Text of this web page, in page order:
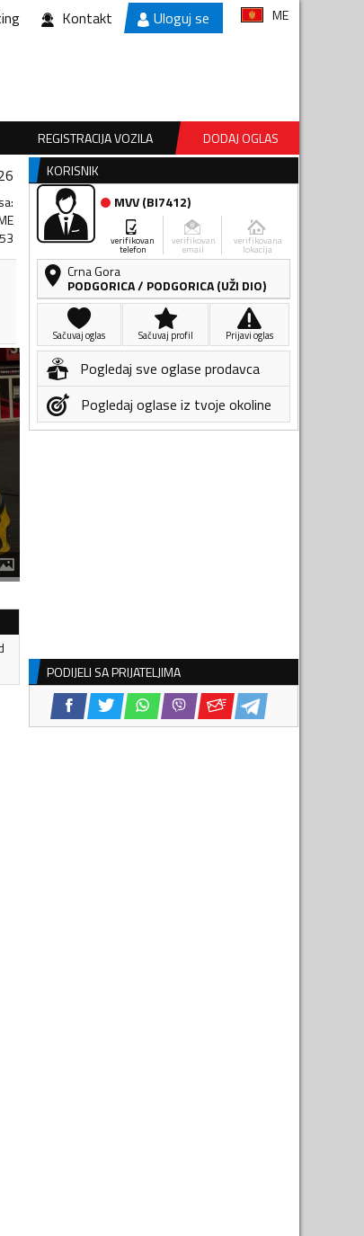
Kontakt Uloguj se ME
REGISTRACIJA VOZILA
DODAJ OGLAS
:
KORISNIK
MVV(BI7412)
verifikovan
telefon
verifikovan
email
verifikovana
lokacija
Crna Gora
PODGORICA/ PODGORICA (UŽI DIO)
Sačuvaj oglas Sačuvaj profil Prijavi oglas
Pogledaj sve oglase prodavca
Pogledaj oglase iz tvoje okoline
PODIJELI SA PRIJATELJIMA